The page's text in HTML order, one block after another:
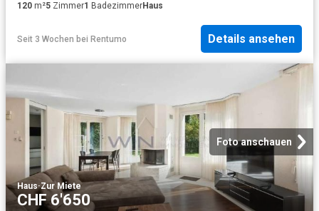
120 m²5 Zimmer1 BadezimmerHaus
Seit 3 Wochen bei Rentumo Details ansehen
Foto anschauen
Haus·Zur Miete
CHF 6'650